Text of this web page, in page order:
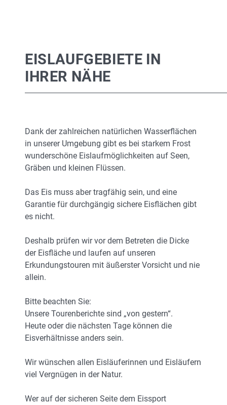
EISLAUFGEBIETE IN
IHRER NÄHE
Dank der zahlreichen natürlichen Wasserflächen
in unserer Umgebung gibt es bei starkem Frost
wunderschöne Eislaufmöglichkeiten auf Seen,
Gräben und kleinen Flüssen.
Das Eis muss aber tragfähig sein, und eine
Garantie für durchgängig sichere Eisflächen gibt
es nicht.
Deshalb prüfen wir vor dem Betreten die Dicke
der Eisfläche und laufen auf unseren
Erkundungstouren mit äußerster Vorsicht und nie
allein.
Bitte beachten Sie:
Unsere Tourenberichte sind „von gestern“.
Heute oder die nächsten Tage können die
Eisverhältnisse anders sein.
Wir wünschen allen Eisläuferinnen und Eisläufern
viel Vergnügen in der Natur.
Wer auf der sicheren Seite dem Eissport